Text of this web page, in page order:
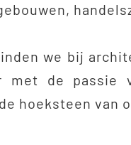
we bij
met de passie
hoeksteen van